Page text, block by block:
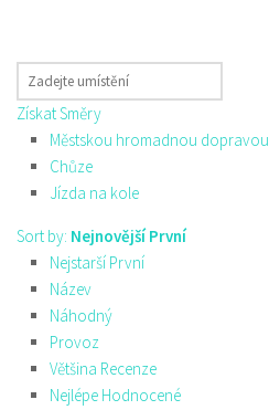
Získat Směry
Městskou hromadnou dopravou
Chůze
Jízda na kole
Sort by: Nejnovější První
Nejstarší První
Název
Náhodný
Provoz
Většina Recenze
Nejlépe Hodnocené